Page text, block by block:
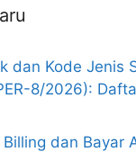
dan Kode Jenis
8/2026):
dan Bayar